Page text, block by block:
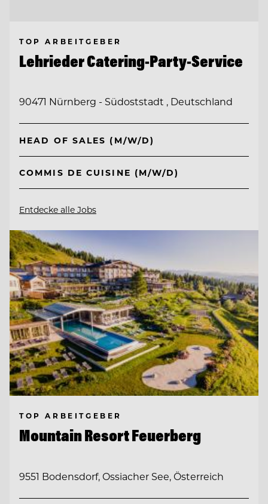
TOP ARBEITGEBER
Lehrieder Catering-Party-Service
90471 Nürnberg - Südoststadt , Deutschland
HEAD OF SALES (M/W/D)
COMMIS DE CUISINE (M/W/D)
Entdecke alle Jobs
TOP ARBEITGEBER
Mountain Resort Feuerberg
9551 Bodensdorf, Ossiacher See, Österreich